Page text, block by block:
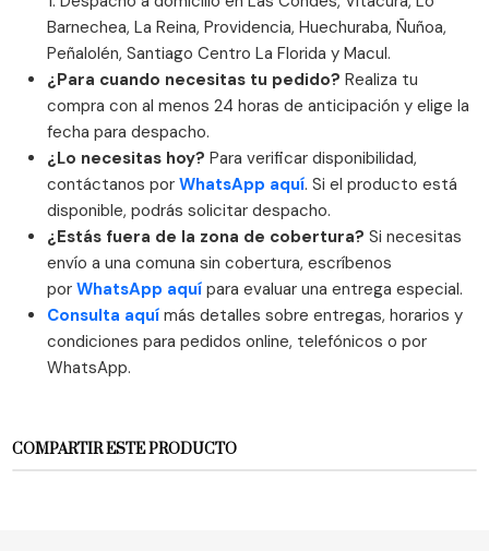
Barnechea, La Reina, Providencia, Huechuraba, Ñuñoa,
Peñalolén, Santiago Centro La Florida y Macul.
¿Para cuando necesitas tu pedido? Realiza tu
compra con al menos 24 horas de anticipación y elige la
fecha para despacho.
¿Lo necesitas hoy? Para verificar disponibilidad,
contáctanos porWhatsApp aquí. Si el producto está
disponible, podrás solicitar despacho.
¿Estás fuera de la zona de cobertura? Si necesitas
envío a una comuna sin cobertura, escríbenos
porWhatsApp aquí para evaluar una entrega especial.
Consulta aquí más detalles sobre entregas, horarios y
condiciones para pedidos online, telefónicos o por
WhatsApp.
COMPARTIR ESTE PRODUCTO